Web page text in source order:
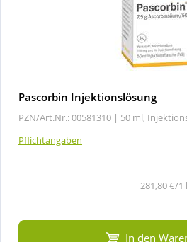
Pascorbin Injektionslösung
PZN/Art.Nr.: 00581310 | 50 ml,
Pflichtangaben
281,80 €/1
In den